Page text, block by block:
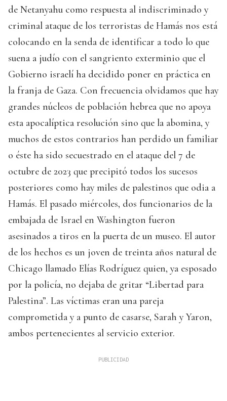
de Netanyahu como respuesta al indiscriminado y
criminal ataque de los terroristas de Hamás nos está
colocando en la senda de identificar a todo lo que
suena a judío con el sangriento exterminio que el
Gobierno israelí ha decidido poner en práctica en
la franja de Gaza. Con frecuencia olvidamos que hay
grandes núcleos de población hebrea que no apoya
esta apocalíptica resolución sino que la abomina, y
muchos de estos contrarios han perdido un familiar
o éste ha sido secuestrado en el ataque del 7 de
octubre de 2023 que precipitó todos los sucesos
posteriores como hay miles de palestinos que odia a
Hamás. El pasado miércoles, dos funcionarios de la
embajada de Israel en Washington fueron
asesinados a tiros en la puerta de un museo. El autor
de los hechos es un joven de treinta años natural de
Chicago llamado Elías Rodríguez quien, ya esposado
por la policía, no dejaba de gritar “Libertad para
Palestina”. Las víctimas eran una pareja
comprometida y a punto de casarse, Sarah y Yaron,
ambos pertenecientes al servicio exterior.